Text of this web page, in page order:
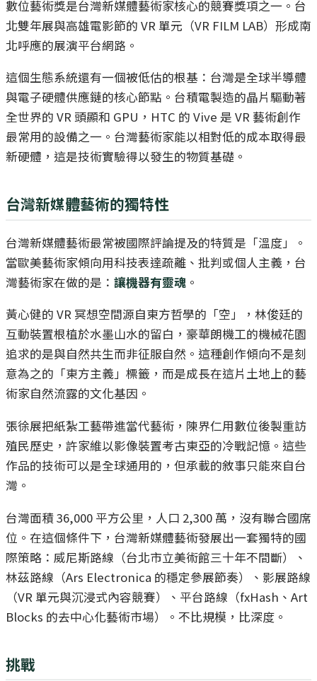
數位藝術獎是台灣新媒體藝術家核心的競賽獎項之一。台
北雙年展與高雄電影節的 VR 單元（VR FILM LAB）形成南
北呼應的展演平台網路。
這個生態系統還有一個被低估的根基：台灣是全球半導體
與電子硬體供應鏈的核心節點。台積電製造的晶片驅動著
全世界的 VR 頭顯和 GPU，HTC 的 Vive 是 VR 藝術創作
最常用的設備之一。台灣藝術家能以相對低的成本取得最
新硬體，這是技術實驗得以發生的物質基礎。
台灣新媒體藝術的獨特性
台灣新媒體藝術最常被國際評論提及的特質是「溫度」。
當歐美藝術家傾向用科技表達疏離、批判或個人主義，台
灣藝術家在做的是： 讓機器有靈魂 。
黃心健的 VR 冥想空間源自東方哲學的「空」，林俊廷的
互動裝置根植於水墨山水的留白，豪華朗機工的機械花園
追求的是與自然共生而非征服自然。這種創作傾向不是刻
意為之的「東方主義」標籤，而是成長在這片土地上的藝
術家自然流露的文化基因。
張徐展把紙紮工藝帶進當代藝術，陳界仁用數位後製重訪
殖民歷史，許家維以影像裝置考古東亞的冷戰記憶。這些
作品的技術可以是全球通用的，但承載的敘事只能來自台
灣。
台灣面積 36,000 平方公里，人口 2,300 萬，沒有聯合國席
位。在這個條件下，台灣新媒體藝術發展出一套獨特的國
際策略：威尼斯路線（台北市立美術館三十年不間斷）、
林茲路線（Ars Electronica 的穩定參展節奏）、影展路線
（VR 單元與沉浸式內容競賽）、平台路線（fxHash、Art
Blocks 的去中心化藝術市場）。不比規模，比深度。
挑戰